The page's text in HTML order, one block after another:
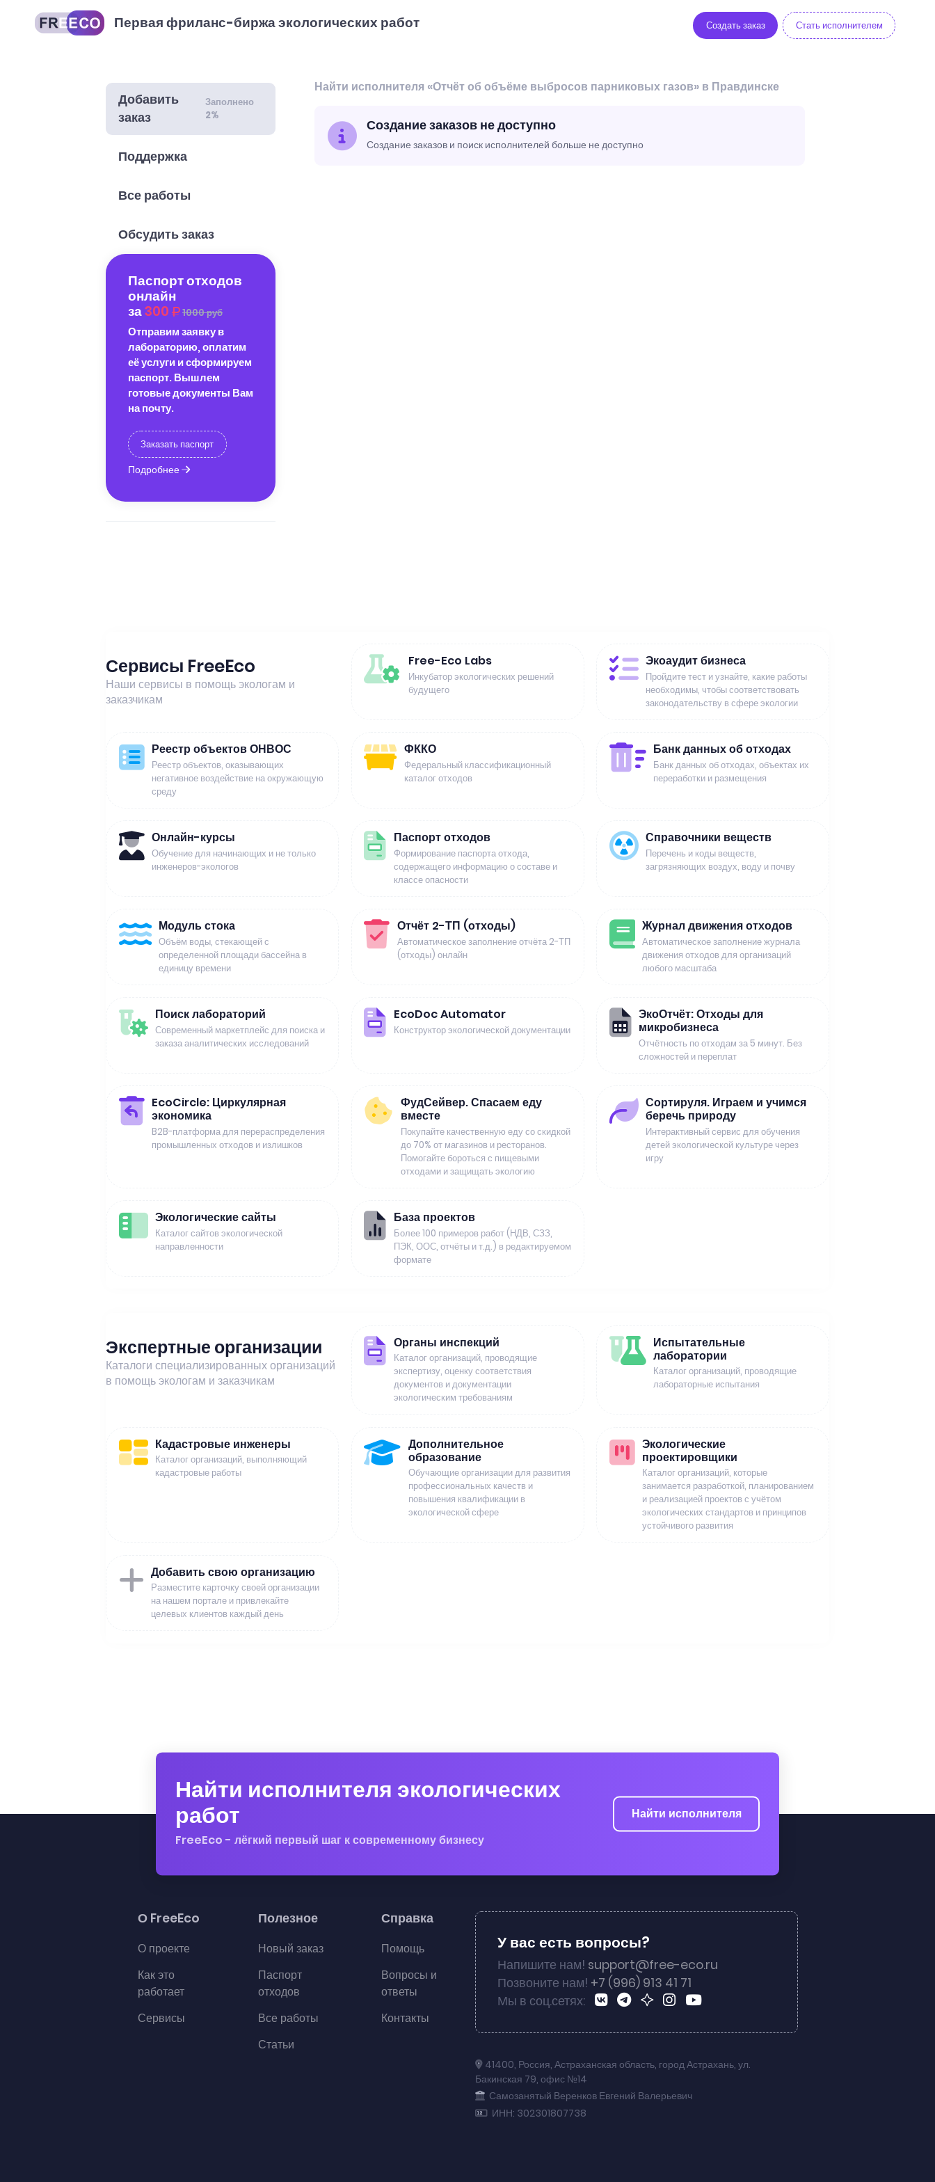
Первая фриланс-биржа экологических работ Создать заказ Стать исполнителем
Добавить
заказ
Заполнено
2%
Поддержка
Все работы
Обсудить заказ
Паспорт отходов
онлайн
за300 1000 руб
Отправим заявку в
лабораторию, оплатим
её услуги и сформируем
паспорт. Вышлем
готовые документы Вам
на почту.
Заказать паспорт
Подробнее
Найти исполнителя «Отчёт об объёме выбросов парниковых газов» в Правдинске
Создание заказов не доступно
Создание заказов и поиск исполнителей больше не доступно
Сервисы FreeEco
Наши сервисы в помощь экологам и
заказчикам
Free-Eco Labs
Инкубатор экологических решений
будущего
Экоаудит бизнеса
Пройдите тест и узнайте, какие работы
необходимы, чтобы соответствовать
законодательству в сфере экологии
Реестр объектов ОНВОС
Реестр объектов, оказывающих
негативное воздействие на окружающую
среду
ФККО
Федеральный классификационный
каталог отходов
Банк данных об отходах
Банк данных об отходах, объектах их
переработки и размещения
Онлайн-курсы
Обучение для начинающих и не только
инженеров-экологов
Паспорт отходов
Формирование паспорта отхода,
содержащего информацию о составе и
классе опасности
Справочники веществ
Перечень и коды веществ,
загрязняющих воздух, воду и почву
Модуль стока
Объём воды, стекающей с
определенной площади бассейна в
единицу времени
Отчёт 2-ТП (отходы)
Автоматическое заполнение отчёта 2-ТП
(отходы) онлайн
Журнал движения отходов
Автоматическое заполнение журнала
движения отходов для организаций
любого масштаба
Поиск лабораторий
Современный маркетплейс для поиска и
заказа аналитических исследований
EcoDoc Automator
Конструктор экологической документации
ЭкоОтчёт: Отходы для
микробизнеса
Отчётность по отходам за 5 минут. Без
сложностей и переплат
EcoCircle: Циркулярная
экономика
B2B-платформа для перераспределения
промышленных отходов и излишков
ФудСейвер. Спасаем еду
вместе
Покупайте качественную еду со скидкой
до 70% от магазинов и ресторанов.
Помогайте бороться с пищевыми
отходами и защищать экологию
Сортируля. Играем и учимся
беречь природу
Интерактивный сервис для обучения
детей экологической культуре через
игру
Экологические сайты
Каталог сайтов экологической
направленности
База проектов
Более 100 примеров работ (НДВ, СЗЗ,
ПЭК, ООС, отчёты и т.д.) в редактируемом
формате
Экспертные организации
Каталоги специализированных организаций
в помощь экологам и заказчикам
Органы инспекций
Каталог организаций, проводящие
экспертизу, оценку соответствия
документов и документации
экологическим требованиям
Испытательные
лаборатории
Каталог организаций, проводящие
лабораторные испытания
Кадастровые инженеры
Каталог организаций, выполняющий
кадастровые работы
Дополнительное
образование
Обучающие организации для развития
профессиональных качеств и
повышения квалификации в
экологической сфере
Экологические
проектировщики
Каталог организаций, которые
занимается разработкой, планированием
и реализацией проектов с учётом
экологических стандартов и принципов
устойчивого развития
Добавить свою организацию
Разместите карточку своей организации
на нашем портале и привлекайте
целевых клиентов каждый день
Найти исполнителя экологических
работ
FreeEco - лёгкий первый шаг к современному бизнесу
Найти исполнителя
О FreeEco
О проекте
Как это
работает
Сервисы
Полезное
Новый заказ
Паспорт
отходов
Все работы
Статьи
Справка
Помощь
Вопросы и
ответы
Контакты
У вас есть вопросы?
Напишите нам! support@free-eco.ru
Позвоните нам! +7 (996) 913 41 71
Мы в соц.сетях:
41400, Россия, Астраханская область, город Астрахань, ул.
Бакинская 79, офис №14
Самозанятый Веренков Евгений Валерьевич
ИНН: 302301807738